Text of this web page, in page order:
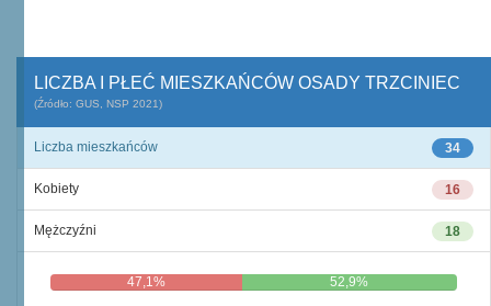
LICZBA I PŁEĆ MIESZKAŃCÓW OSADY TRZCINIEC
(Źródło: GUS, NSP 2021)
34
Liczba mieszkańców
16
Kobiety
18
Mężczyźni
47,1% 52,9%